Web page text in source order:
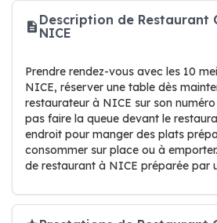
Description de Restaurant
NICE
Prendre rendez-vous avec les 10
NICE, réserver une table dès
restaurateur à NICE sur son
pas faire la queue devant le
endroit pour manger des plats
consommer sur place ou à
de restaurant à NICE préparée par